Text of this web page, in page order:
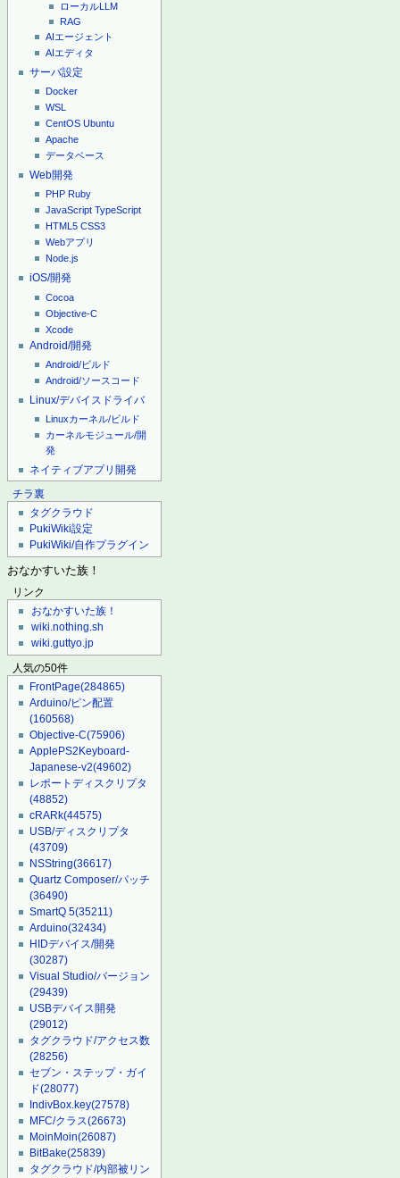
ローカルLLM
RAG
AIエージェント
AIエディタ
サーバ設定
Docker
WSL
CentOS Ubuntu
Apache
データベース
Web開発
PHP Ruby
JavaScript TypeScript
HTML5 CSS3
Webアプリ
Node.js
iOS/開発
Cocoa
Objective-C
Xcode
Android/開発
Android/ビルド
Android/ソースコード
Linux/デバイスドライバ
Linuxカーネル/ビルド
カーネルモジュール/開
発
ネイティブアプリ開発
チラ裏
タグクラウド
PukiWiki設定
PukiWiki/自作プラグイン
おなかすいた族！
リンク
おなかすいた族！
wiki.nothing.sh
wiki.guttyo.jp
人気の50件
FrontPage(284865)
Arduino/ピン配置
(160568)
Objective-C(75906)
ApplePS2Keyboard-
Japanese-v2(49602)
レポートディスクリプタ
(48852)
cRARk(44575)
USB/ディスクリプタ
(43709)
NSString(36617)
Quartz Composer/パッチ
(36490)
SmartQ 5(35211)
Arduino(32434)
HIDデバイス/開発
(30287)
Visual Studio/バージョン
(29439)
USBデバイス開発
(29012)
タグクラウド/アクセス数
(28256)
セブン・ステップ・ガイ
ド(28077)
IndivBox.key(27578)
MFC/クラス(26673)
MoinMoin(26087)
BitBake(25839)
タグクラウド/内部被リン